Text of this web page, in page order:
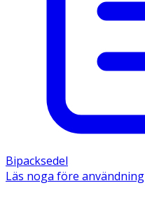
Bipacksedel
Läs noga före användning